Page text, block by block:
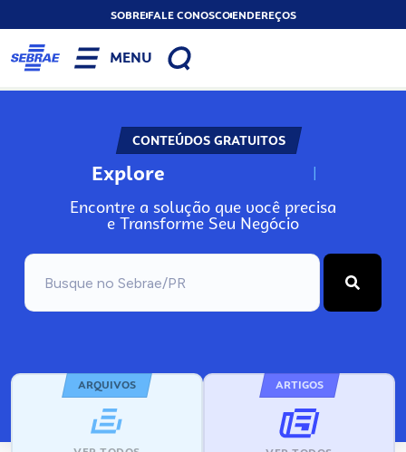
SOBREFALE CONOSCOENDEREÇOS
MENU
CONTEÚDOS GRATUITOS
Explore N
Encontre a solução que você precisa
e Transforme Seu Negócio
ARQUIVOS ARTIGOS